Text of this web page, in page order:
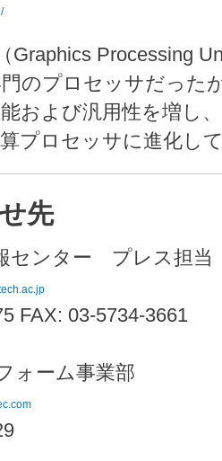
Graphics Processing
のプロセッサだった
および汎用性を増し
プロセッサに進化し
先
センター プレス担当
FAX: 03-5734-3661
ォーム事業部